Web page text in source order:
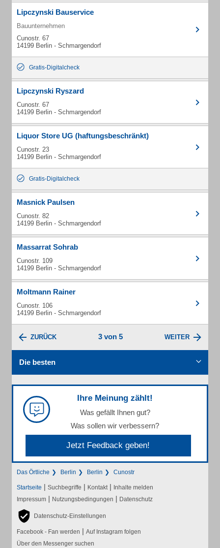
Lipczynski Bauservice
Bauunternehmen
Cunostr. 67
14199 Berlin - Schmargendorf
Gratis-Digitalcheck
Lipczynski Ryszard
Cunostr. 67
14199 Berlin - Schmargendorf
Liquor Store UG (haftungsbeschränkt)
Cunostr. 23
14199 Berlin - Schmargendorf
Gratis-Digitalcheck
Masnick Paulsen
Cunostr. 82
14199 Berlin - Schmargendorf
Massarrat Sohrab
Cunostr. 109
14199 Berlin - Schmargendorf
Moltmann Rainer
Cunostr. 106
14199 Berlin - Schmargendorf
ZURÜCK 3 von 5 WEITER
Die besten
Ihre Meinung zählt!
Was gefällt Ihnen gut?
Was sollen wir verbessern?
Jetzt Feedback geben!
Das Örtliche Berlin Berlin Cunostr
Startseite | Suchbegriffe | Kontakt | Inhalte melden
Impressum | Nutzungsbedingungen | Datenschutz
Datenschutz-Einstellungen
Facebook - Fan werden | Auf Instagram folgen
Über den Messenger suchen